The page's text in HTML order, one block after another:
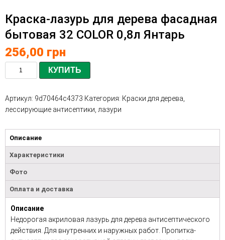
Краска-лазурь для дерева фасадная
бытовая 32 COLOR 0,8л Янтарь
256,00 грн
КУПИТЬ
Артикул: 9d70464c4373 Категория: Краски для дерева,
лессирующие антисептики, лазури
Описание
Характеристики
Фото
Оплата и доставка
Описание
Недорогая акриловая лазурь для дерева антисептического
действия. Для внутренних и наружных работ. Пропитка-